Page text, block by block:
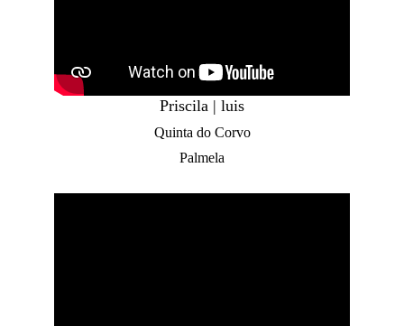
Priscila | luis
Quinta do Corvo
Palmela